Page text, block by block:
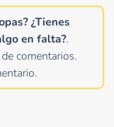
¿Tienes
en falta?.
comentarios.